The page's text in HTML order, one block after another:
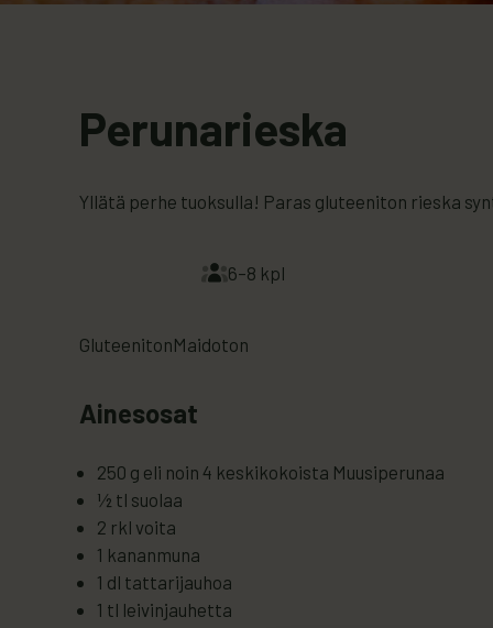
Perunarieska
Yllätä perhe tuoksulla! Paras gluteeniton rieska
6–8 kpl
GluteenitonMaidoton
Ainesosat
250 g eli noin 4 keskikokoista Muusiperunaa
½ tl suolaa
2 rkl voita
1 kananmuna
1 dl tattarijauhoa
1 tl leivinjauhetta